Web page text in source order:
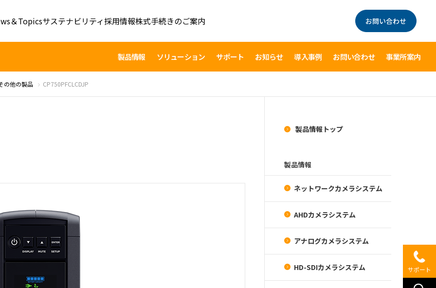
＆Topicsサステナビリティ採用情報株式手続きのご案内 お問い合わせ
製品情報 ソリューション サポート お知らせ 導入事例 お問い合わせ 事業所案内
の他の製品 CP750PFCLCDJP
製品情報トップ
製品情報
ネットワークカメラシステム
AHDカメラシステム
アナログカメラシステム
HD-SDIカメラシステム サポート